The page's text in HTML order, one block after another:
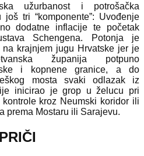
užurbanost i potrošačka
tri “komponente”: Uvođenje
dodatne inflacije te početak
Schengena. Potonja je
krajnjem jugu Hrvatske jer je
županija potpuno
i kopnene granice, a do
mosta svaki odlazak iz
inicirao je grop u želucu pri
kroz Neumski koridor ili
prema Mostaru ili Sarajevu.